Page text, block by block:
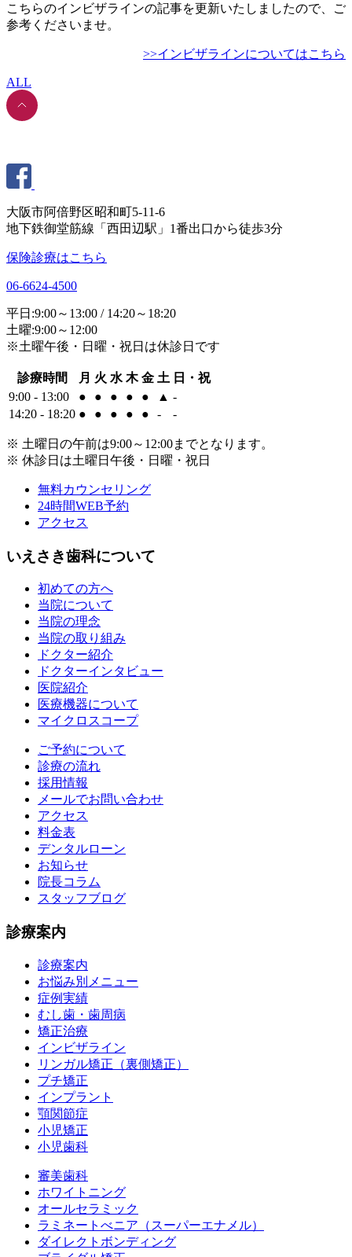
こちらのインビザラインの記事を更新いたしましたので、ご
参考くださいませ。
>>インビザラインについてはこちら
ALL
大阪市阿倍野区昭和町5-11-6
地下鉄御堂筋線「西田辺駅」1番出口から徒歩3分
保険診療はこちら
06-6624-4500
平日:9:00～13:00 / 14:20～18:20
土曜:9:00～12:00
※土曜午後・日曜・祝日は休診日です
診療時間 月 火 水 木 金 土 日・祝
9:00 - 13:00
● ● ● ● ● ▲ -
14:20 - 18:20 ● ● ● ● ● - -
※ 土曜日の午前は9:00～12:00までとなります。
※ 休診日は土曜日午後・日曜・祝日
無料カウンセリング
24時間WEB予約
アクセス
いえさき歯科について
初めての方へ
当院について
当院の理念
当院の取り組み
ドクター紹介
ドクターインタビュー
医院紹介
医療機器について
マイクロスコープ
ご予約について
診療の流れ
採用情報
メールでお問い合わせ
アクセス
料金表
デンタルローン
お知らせ
院長コラム
スタッフブログ
診療案内
診療案内
お悩み別メニュー
症例実績
むし歯・歯周病
矯正治療
インビザライン
リンガル矯正（裏側矯正）
プチ矯正
インプラント
顎関節症
小児矯正
小児歯科
審美歯科
ホワイトニング
オールセラミック
ラミネートべニア （スーパーエナメル）
ダイレクトボンディング